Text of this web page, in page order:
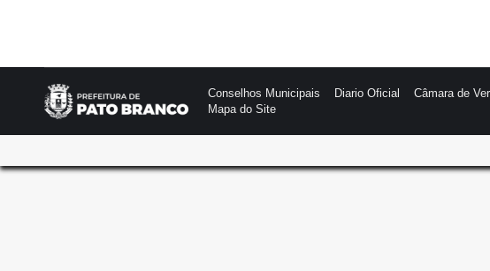
Conselhos Municipais Diario Oficial Câmara de
Mapa do Site